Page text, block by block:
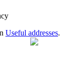
Useful addresses.